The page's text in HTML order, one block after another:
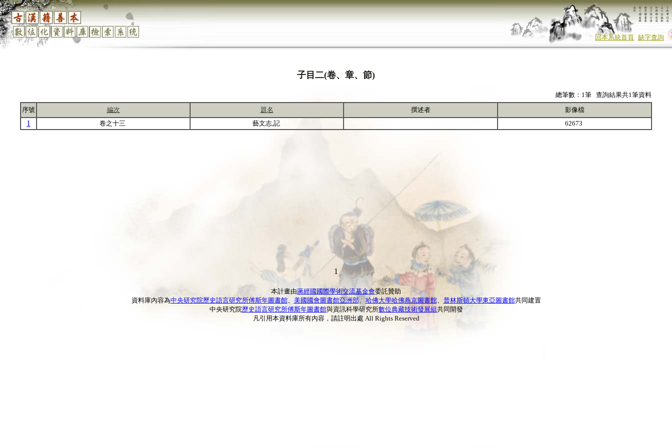
回本系統首頁 缺字查詢
子目二(卷、章、節)
總筆數：1筆 查詢結果共1筆資料
序號
編次 題名 撰述者 影像檔
1 卷之十三 藝文志,記 62673
1
本計畫由蔣經國國際學術交流基金會委託贊助
資料庫內容為中央研究院歷史語言研究所傅斯年圖書館、 美國國會圖書館亞洲部、 哈佛大學哈佛燕京圖書館、 普林斯頓大學東亞圖書館共同建置
中央研究院歷史語言研究所傅斯年圖書館與資訊科學研究所數位典藏技術發展組共同開發
凡引用本資料庫所有內容，請註明出處 All Rights Reserved